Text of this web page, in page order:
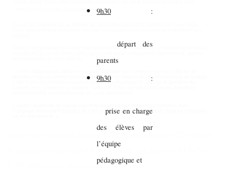
9h30 :
départ des
parents
9h30 :
prise en charge
des élèves par
l’équipe
pédagogique et
https://www.ouest-france.fr/bretagne/quintin-22800/un-
beau-partenariat-autour-du-vau-de-charpente-f8b6c84f-
f786-40fd-9c1e-68a28fa513b1